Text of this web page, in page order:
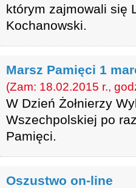
którym zajmowali się
Kochanowski.
Marsz Pamięci 1
(Zam: 18.02.2015 r.,
W Dzień Żołnierzy
Wszechpolskiej po
Pamięci.
Oszustwo on-line